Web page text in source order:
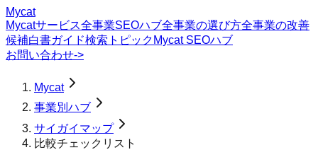
Mycat
Mycatサービス全事業SEOハブ全事業の選び方全事業の改善
候補白書ガイド検索トピック Mycat SEOハブ
お問い合わせ->
Mycat
事業別ハブ
サイガイマップ
比較チェックリスト